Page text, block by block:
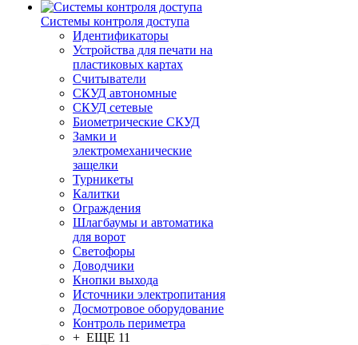
Системы контроля доступа
Идентификаторы
Устройства для печати на
пластиковых картах
Считыватели
СКУД автономные
СКУД сетевые
Биометрические СКУД
Замки и
электромеханические
защелки
Турникеты
Калитки
Ограждения
Шлагбаумы и автоматика
для ворот
Светофоры
Доводчики
Кнопки выхода
Источники электропитания
Досмотровое оборудование
Контроль периметра
+ ЕЩЕ 11